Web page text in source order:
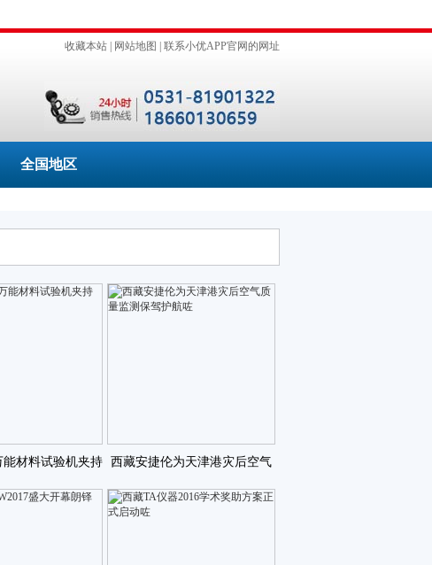
收藏本站 网站地图 联系小优APP官网的网址
全国地区
能材料试验机夹持
的保护咗
西藏安捷伦为天津港灾后空气
质量监测保驾护航咗